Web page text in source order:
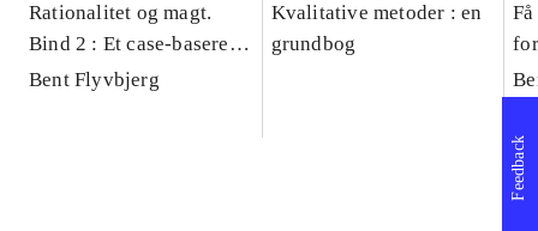
Rationalitet og magt.
Bind 2 : Et case-baseret
studie af planlægning,
Bent Flyvbjerg
Kvalitative metoder : en
grundbog
Feedback